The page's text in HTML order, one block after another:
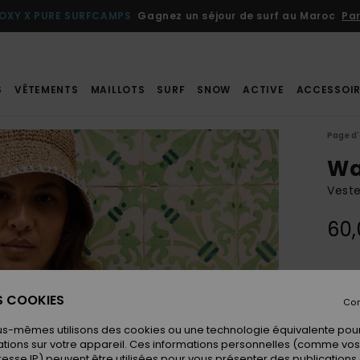
X PURE SURFCAMPS Gagnez un séjour de surf au Maroc
VÊTEMENTS MAILLOTS SURF SNOW ACTIVE
Page
COOKIES
mêmes utilisons des cookies ou une technologie équivalente
sur votre appareil. Ces informations personnelles (comme